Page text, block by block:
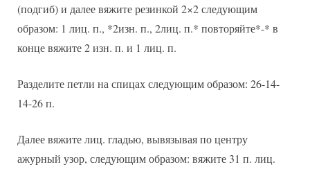
(подгиб) и далее вяжите резинкой 2×2 следующим
образом: 1 лиц. п., *2изн. п., 2лиц. п.* повторяйте*-* в
конце вяжите 2 изн. п. и 1 лиц. п.
Разделите петли на спицах следующим образом: 26-14-
14-26 п.
Далее вяжите лиц. гладью, вывязывая по центру
ажурный узор, следующим образом: вяжите 31 п. лиц.